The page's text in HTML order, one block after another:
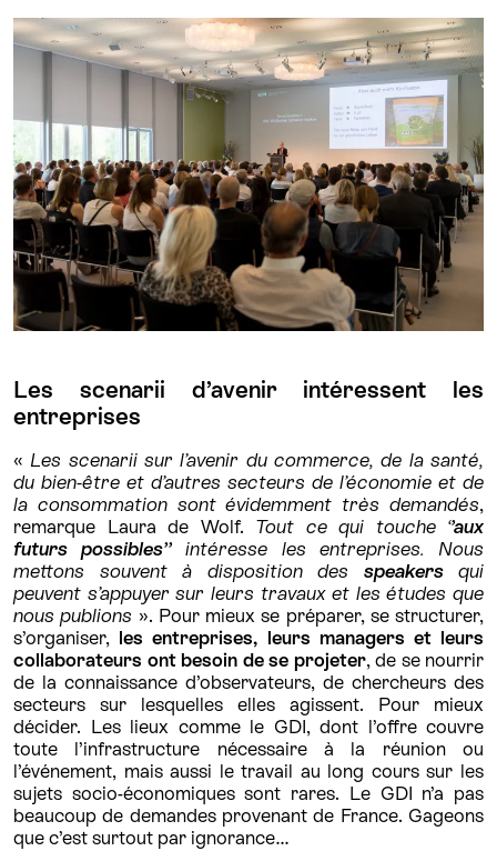
Les scenarii d’avenir intéressent les
entreprises
« Les scenarii sur l’avenir du commerce, de la santé,
du bien-être et d’autres secteurs de l’économie et de
la consommation sont évidemment très demandés,
remarque Laura de Wolf. Tout ce qui touche ‘’aux
futurs possibles’’ intéresse les entreprises.
Nous
mettons souvent à disposition des speakersqui
peuvent s’appuyer sur leurs travaux et les études que
nous publions ». Pour mieux se préparer, se structurer,
s’organiser, les entreprises, leurs managers et leurs
collaborateurs ont besoin de se projeter, de se nourrir
de la connaissance d’observateurs, de chercheurs des
secteurs sur lesquelles elles agissent. Pour mieux
décider. Les lieux comme le GDI, dont l’offre couvre
toute l’infrastructure nécessaire à la réunion ou
l’événement, mais aussi le travail au long cours sur les
sujets socio-économiques sont rares. Le GDI n’a pas
beaucoup de demandes provenant de France. Gageons
que c’est surtout par ignorance…